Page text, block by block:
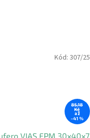
85,18
Kč
až
–41 %
VIAS FPM 30x40x7
Kód: 307/25